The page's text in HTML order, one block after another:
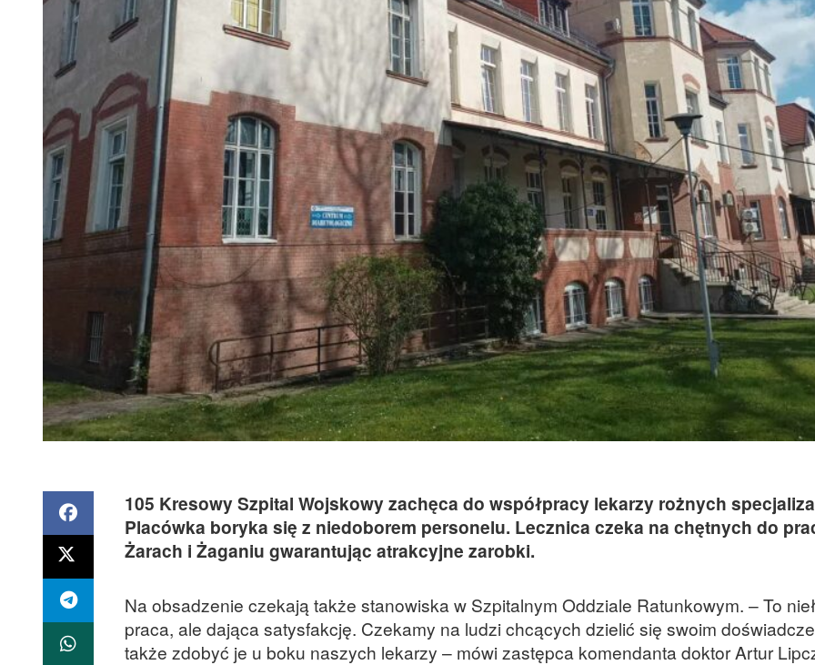
105 Kresowy Szpital Wojskowy zachęca do współpracy lekarzy rożnych
Placówka boryka się z niedoborem personelu. Lecznica czeka na chętnych do
Żarach i Żaganiu gwarantując atrakcyjne zarobki.
Na obsadzenie czekają także stanowiska w Szpitalnym Oddziale Ratunkowym. – To
praca, ale dająca satysfakcję. Czekamy na ludzi chcących dzielić się swoim
także zdobyć je u boku naszych lekarzy – mówi zastępca komendanta doktor Artur